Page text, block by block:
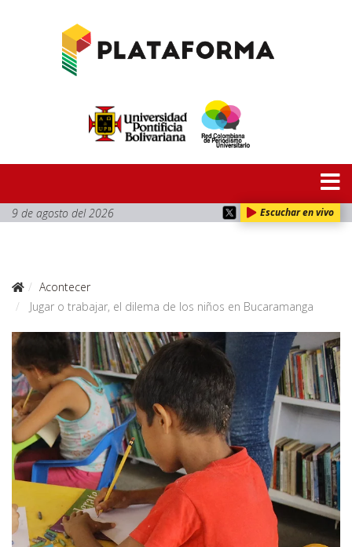
9 de agosto del 2026 Escuchar en vivo
Acontecer
Jugar o trabajar, el dilema de los niños en Bucaramanga